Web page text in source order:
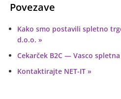
Povezave
Kako smo postavili spletno
d.o.o.
Cekarček B2C — Vasco
Kontaktirajte NET-IT